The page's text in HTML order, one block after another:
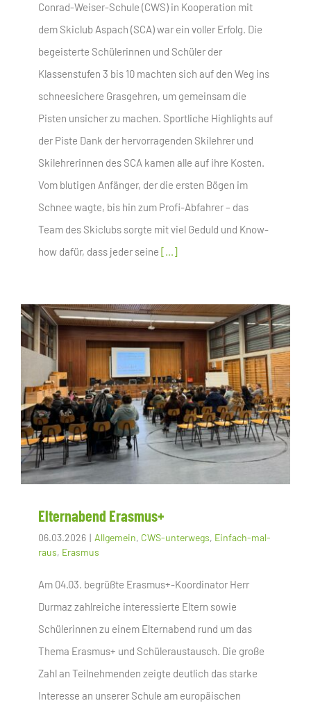
Conrad-Weiser-Schule (CWS) in Kooperation mit
dem Skiclub Aspach (SCA) war ein voller Erfolg. Die
begeisterte Schülerinnen und Schüler der
Klassenstufen 3 bis 10 machten sich auf den Weg ins
schneesichere Grasgehren, um gemeinsam die
Pisten unsicher zu machen. Sportliche Highlights auf
der Piste Dank der hervorragenden Skilehrer und
Skilehrerinnen des SCA kamen alle auf ihre Kosten.
Vom blutigen Anfänger, der die ersten Bögen im
Schnee wagte, bis hin zum Profi-Abfahrer – das
Team des Skiclubs sorgte mit viel Geduld und Know-
how dafür, dass jeder seine [...]
Elternabend Erasmus+
06.03.2026 | Allgemein, CWS-unterwegs, Einfach-mal-
raus, Erasmus
Am 04.03. begrüßte Erasmus+-Koordinator Herr
Durmaz zahlreiche interessierte Eltern sowie
Schülerinnen zu einem Elternabend rund um das
Thema Erasmus+ und Schüleraustausch. Die große
Zahl an Teilnehmenden zeigte deutlich das starke
Interesse an unserer Schule am europäischen